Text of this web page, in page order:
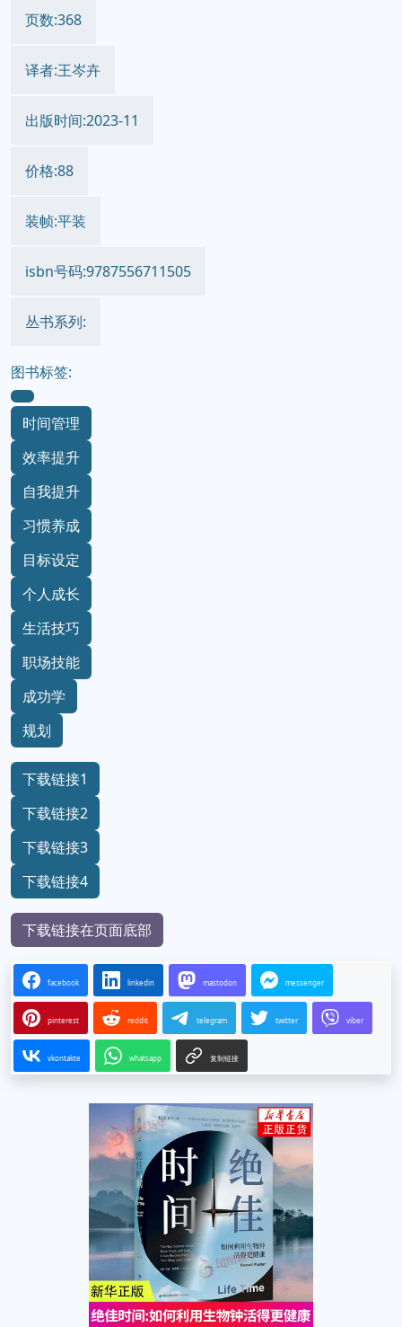
页数:368
译者:王岑卉
出版时间:2023-11
价格:88
装帧:平装
isbn号码:9787556711505
丛书系列:
图书标签:
时间管理
效率提升
自我提升
习惯养成
目标设定
个人成长
生活技巧
职场技能
成功学
规划
下载链接1
下载链接2
下载链接3
下载链接4
下载链接在页面底部
facebook linkedin mastodon messenger
pinterest reddit telegram twitter viber
vkontakte whatsapp 复制链接